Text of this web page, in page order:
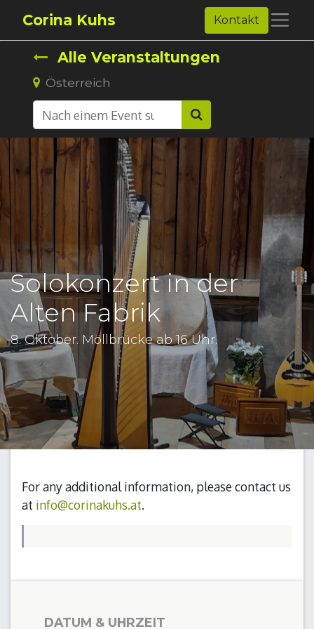
Corina Kuhs Kontakt
Alle Veranstaltungen
Österreich
Solokonzert in der
Alten Fabrik
8. Oktober. Möllbrücke ab 16 Uhr.
For any additional information, please contact us
at info@corinakuhs.at.
DATUM & UHRZEIT